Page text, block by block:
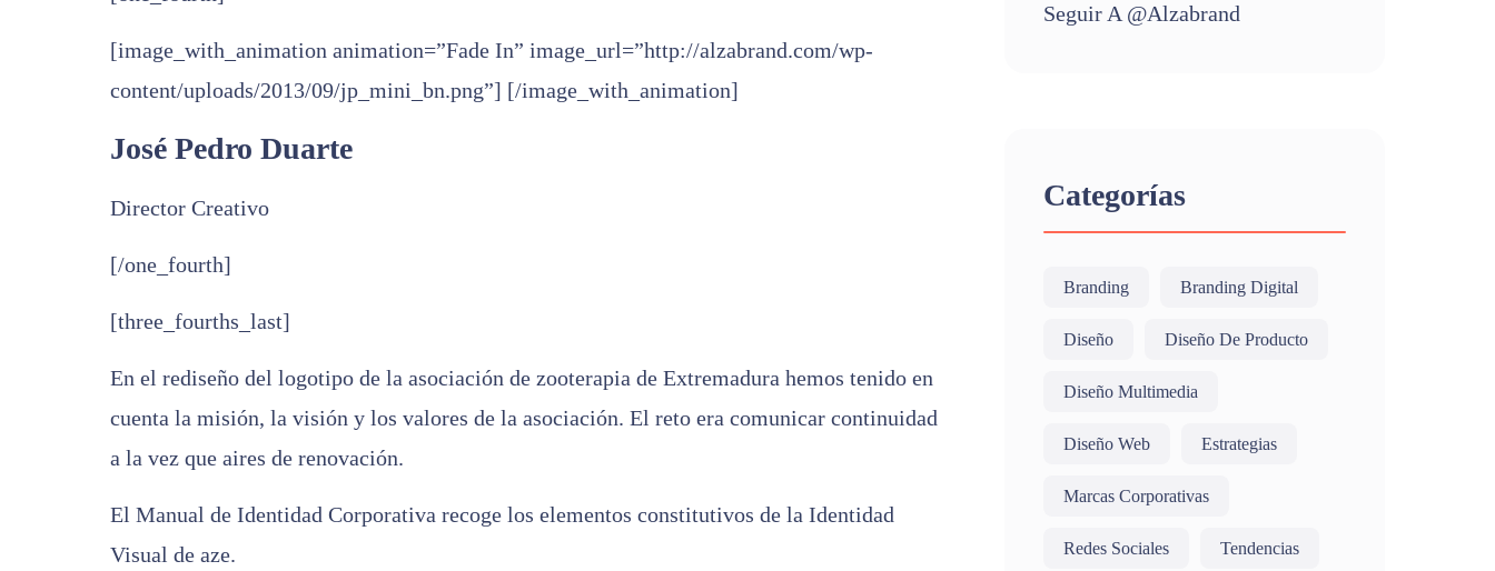
[image_with_animation animation=”Fade In” image_url=”http://alzabrand.com/wp-
content/uploads/2013/09/jp_mini_bn.png”] [/image_with_animation]
José Pedro Duarte
Director Creativo
[/one_fourth]
[three_fourths_last]
En el rediseño del logotipo de la asociación de zooterapia de Extremadura hemos tenido en
cuenta la misión, la visión y los valores de la asociación. El reto era comunicar continuidad
a la vez que aires de renovación.
El Manual de Identidad Corporativa recoge los elementos constitutivos de la Identidad
Visual de aze.
Seguir A @alzabrand
Categorías
Branding Branding Digital
Diseño Diseño De Producto
Diseño Multimedia
Diseño Web Estrategias
Marcas Corporativas
Redes Sociales Tendencias